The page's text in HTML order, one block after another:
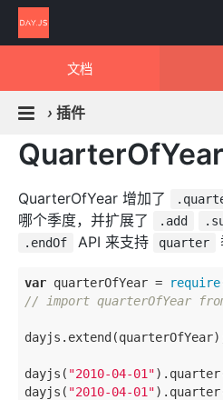
文档
› 插件
QuarterOfYear
QuarterOfYear 增加了
哪个季度，并扩展了
.add
.endOf
API 来支持 quarter
var quarterOfYear = require
// import quarterOfYear
dayjs( "2010-04-01"
dayjs( "2010-04-01"